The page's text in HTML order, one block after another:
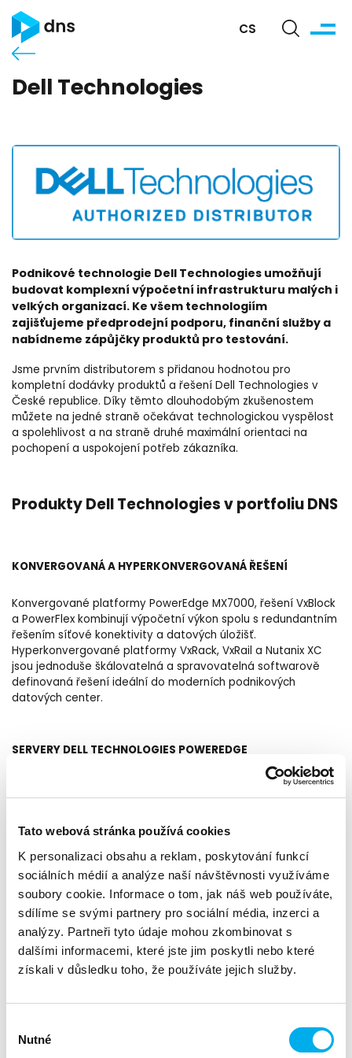
Tato webová stránka používá cookies
K personalizaci obsahu a reklam, poskytování funkcí
sociálních médií a analýze naší návštěvnosti využíváme
soubory cookie. Informace o tom, jak náš web používáte,
sdílíme se svými partnery pro sociální média, inzerci a
analýzy. Partneři tyto údaje mohou zkombinovat s
dalšími informacemi, které jste jim poskytli nebo které
získali v důsledku toho, že používáte jejich služby.
souhlasu
Nutné
CS
Dell Technologies
Podnikové technologie Dell Technologies umožňují
budovat komplexní výpočetní infrastrukturu malých i
velkých organizací. Ke všem technologiím
zajišťujeme předprodejní podporu, finanční služby a
nabídneme zápůjčky produktů pro testování.
Jsme prvním distributorem s přidanou hodnotou pro
kompletní dodávky produktů a řešení Dell Technologies v
České republice. Díky těmto dlouhodobým zkušenostem
můžete na jedné straně očekávat technologickou vyspělost
a spolehlivost a na straně druhé maximální orientaci na
pochopení a uspokojení potřeb zákazníka.
Produkty Dell Technologies v portfoliu DNS
KONVERGOVANÁ A HYPERKONVERGOVANÁ ŘEŠENÍ
Konvergované platformy PowerEdge MX7000, řešení VxBlock
a PowerFlex kombinují výpočetní výkon spolu s redundantním
řešením síťové konektivity a datových úložišť.
Hyperkonvergované platformy VxRack, VxRail a Nutanix XC
jsou jednoduše škálovatelná a spravovatelná softwarově
definovaná řešení ideální do moderních podnikových
datových center.
SERVERY DELL TECHNOLOGIES POWEREDGE
Rodina serverů v řadě 15G a 16G zahrnuje kompletní portfolio
tower, rack a blade systémů určené jak pro malé firmy, tak
uživatelů.
DATOVÁ ÚLOŽIŠTĚ DELL TECHNOLOGIES
Portfolio datových úložišť Dell Technologies zahrnuje všechny
typy All Flash a Hybrid úložných technologií. Pro malé a
střední podniky nabízí úložiště z řady PowerVault, NX, Unity a
nejmodernější PowerStore. Pro velké podniky a datová
centra jsou v nabídce enterprise úložiště PowerMAX nebo
objektová storage ECS (Elastic Cloud Storage).
ŘEŠENÍ PRO OCHRANU DAT